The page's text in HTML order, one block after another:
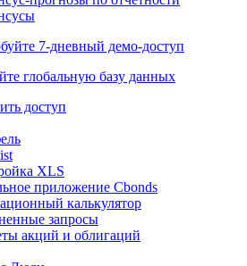
индексов Cbonds
7-дневный
глобальную базу данных
доступ
XLS
приложение Cbonds